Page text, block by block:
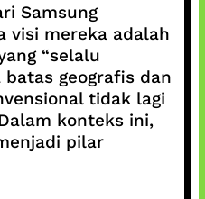
Samsung
visi mereka adalah
“selalu
geografis dan
tidak lagi
konteks ini,
pilar